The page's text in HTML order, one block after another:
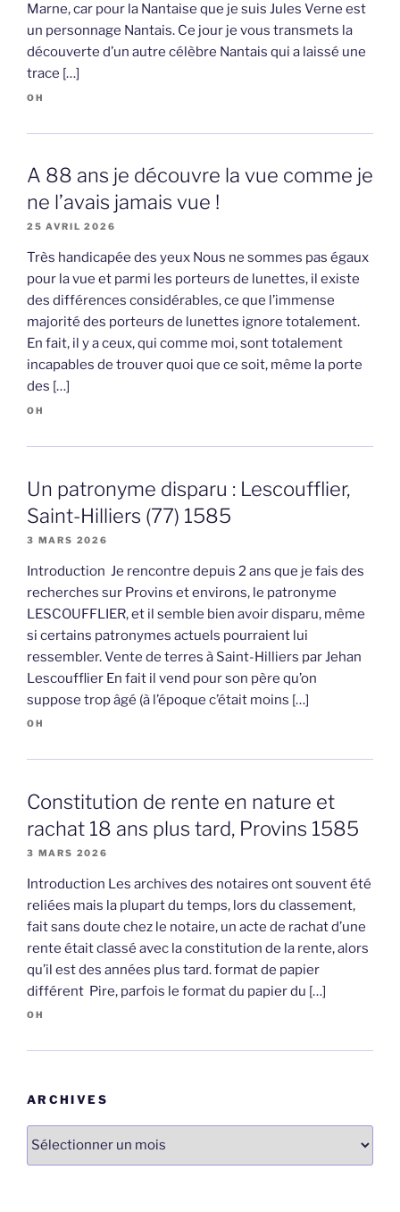
Marne, car pour la Nantaise que je suis Jules Verne est
un personnage Nantais. Ce jour je vous transmets la
découverte d’un autre célèbre Nantais qui a laissé une
trace […]
OH
A 88 ans je découvre la vue comme je
ne l’avais jamais vue !
25 AVRIL 2026
Très handicapée des yeux Nous ne sommes pas égaux
pour la vue et parmi les porteurs de lunettes, il existe
des différences considérables, ce que l’immense
majorité des porteurs de lunettes ignore totalement.
En fait, il y a ceux, qui comme moi, sont totalement
incapables de trouver quoi que ce soit, même la porte
des […]
OH
Un patronyme disparu : Lescoufflier,
Saint-Hilliers (77) 1585
3 MARS 2026
Introduction Je rencontre depuis 2 ans que je fais des
recherches sur Provins et environs, le patronyme
LESCOUFFLIER, et il semble bien avoir disparu, même
si certains patronymes actuels pourraient lui
ressembler. Vente de terres à Saint-Hilliers par Jehan
Lescoufflier En fait il vend pour son père qu’on
suppose trop âgé (à l’époque c’était moins […]
OH
Constitution de rente en nature et
rachat 18 ans plus tard, Provins 1585
3 MARS 2026
Introduction Les archives des notaires ont souvent été
reliées mais la plupart du temps, lors du classement,
fait sans doute chez le notaire, un acte de rachat d’une
rente était classé avec la constitution de la rente, alors
qu’il est des années plus tard. format de papier
différent Pire, parfois le format du papier du […]
OH
ARCHIVES
Archives